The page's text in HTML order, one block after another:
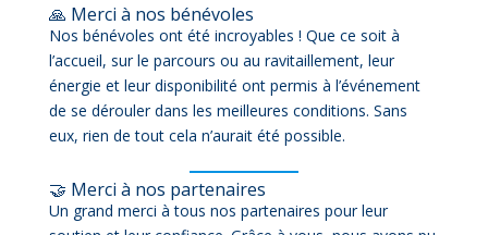
🙏 Merci à nos bénévoles
Nos bénévoles ont été incroyables ! Que ce soit à
l’accueil, sur le parcours ou au ravitaillement, leur
énergie et leur disponibilité ont permis à l’événement
de se dérouler dans les meilleures conditions. Sans
eux, rien de tout cela n’aurait été possible.
🤝 Merci à nos partenaires
Un grand merci à tous nos partenaires pour leur